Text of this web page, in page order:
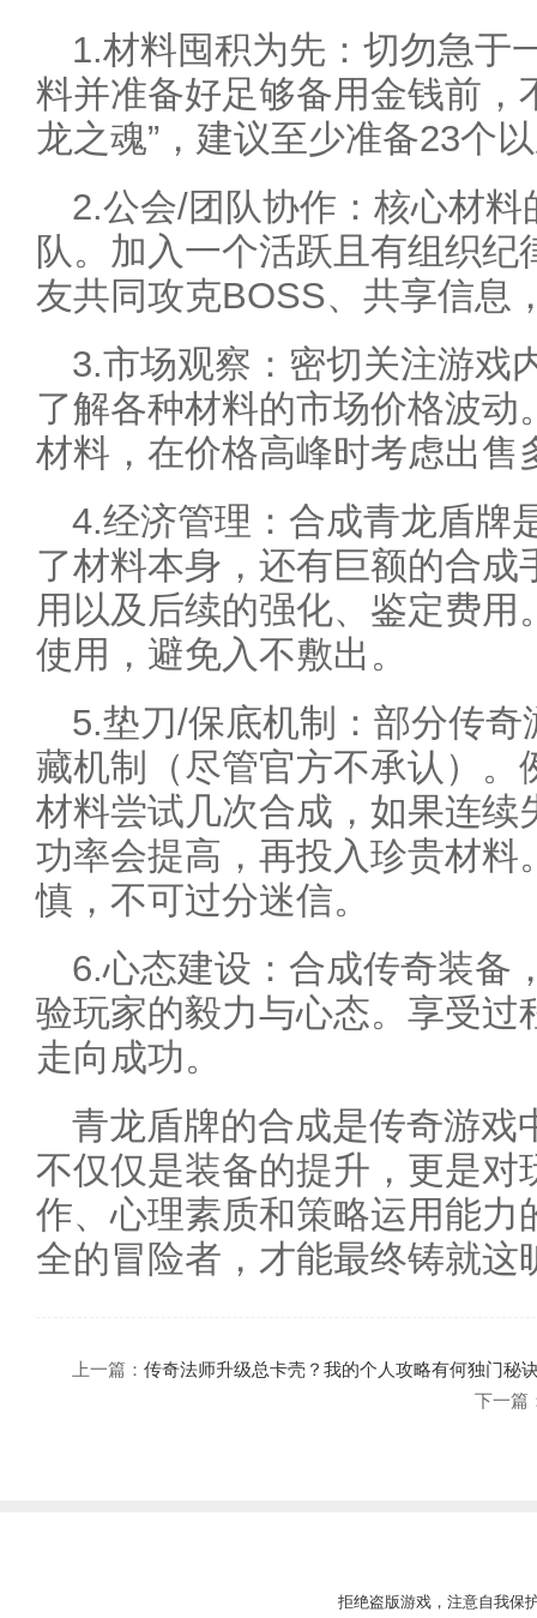
1.材料囤积为先：切勿急于
料并准备好足够备用金钱前，
龙之魂”，建议至少准备23个
2.公会/团队协作：核心材
队。加入一个活跃且有组织
友共同攻克BOSS、共享信息
3.市场观察：密切关注游戏
了解各种材料的市场价格波
材料，在价格高峰时考虑出售
4.经济管理：合成青龙盾牌
了材料本身，还有巨额的合
用以及后续的强化、鉴定费
使用，避免入不敷出。
5.垫刀/保底机制：部分传奇
藏机制（尽管官方不承认）。
材料尝试几次合成，如果连续
功率会提高，再投入珍贵材料
慎，不可过分迷信。
6.心态建设：合成传奇装备
验玩家的毅力与心态。享受过
走向成功。
青龙盾牌的合成是传奇游戏
不仅仅是装备的提升，更是对
作、心理素质和策略运用能力
全的冒险者，才能最终铸就这
上一篇： 传奇法师升级总卡壳？我的个人攻略有何独门秘
下一篇
拒绝盗版游戏，注意自我保